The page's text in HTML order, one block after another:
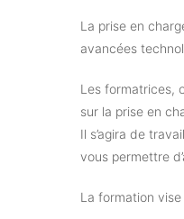
La prise en
avancées
Les formatrices,
sur la prise en
Il s’agira de
vous permettre
La formation vise